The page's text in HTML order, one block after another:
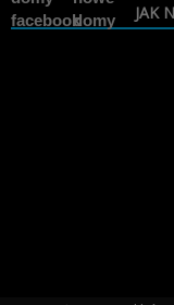
JAK